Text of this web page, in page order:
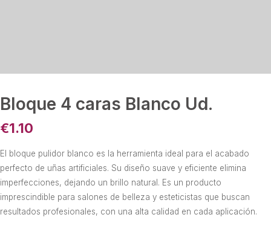
Bloque 4 caras Blanco Ud.
El bloque pulidor blanco es la herramienta ideal para el acabado
perfecto de uñas artificiales. Su diseño suave y eficiente elimina
imperfecciones, dejando un brillo natural. Es un producto
imprescindible para salones de belleza y esteticistas que buscan
resultados profesionales, con una alta calidad en cada aplicación.
€1.10